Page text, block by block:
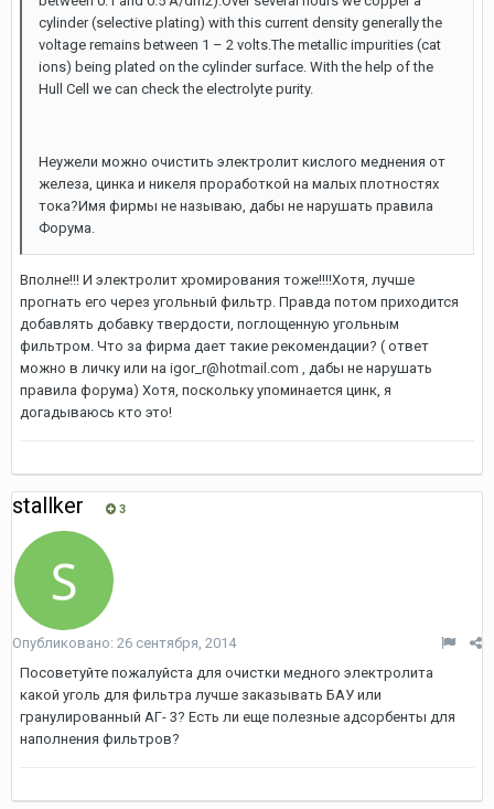
cylinder (selective plating) with this current density generally the
voltage remains between 1 – 2 volts.The metallic impurities (cat
ions) being plated on the cylinder surface. With the help of the
Hull Cell we can check the electrolyte purity.
Неужели можно очистить электролит кислого меднения от
железа, цинка и никеля проработкой на малых плотностях
тока?Имя фирмы не называю, дабы не нарушать правила
Форума.
Вполне!!! И электролит хромирования тоже!!!!Хотя, лучше
прогнать его через угольный фильтр. Правда потом приходится
добавлять добавку твердости, поглощенную угольным
фильтром. Что за фирма дает такие рекомендации? ( ответ
можно в личку или на igor_r@hotmail.com , дабы не нарушать
правила форума) Хотя, поскольку упоминается цинк, я
догадываюсь кто это!
stallker 3
Опубликовано: 26 сентября, 2014
Посоветуйте пожалуйста для очистки медного электролита
какой уголь для фильтра лучше заказывать БАУ или
гранулированный АГ- 3? Есть ли еще полезные адсорбенты для
наполнения фильтров?